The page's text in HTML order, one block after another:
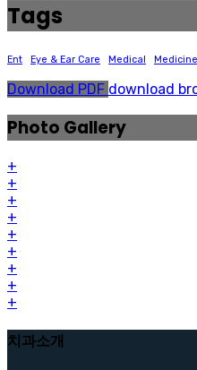
Tags
Ent Eye & Ear Care Medical Medicine
Download PDF download
Photo Gallery
+
+
+
+
+
+
+
+
+
치과소개